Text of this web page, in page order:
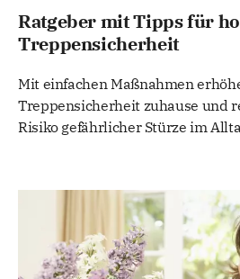
Ratgeber mit Tipps für
Treppensicherheit
Mit einfachen Maßnahmen
Treppensicherheit zuhause und
Risiko gefährlicher Stürze im